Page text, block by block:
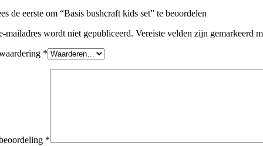
de eerste om “Basis bushcraft kids set” te beoordelen
mailadres wordt niet gepubliceerd. Vereiste velden zijn gemarkeerd
*
*